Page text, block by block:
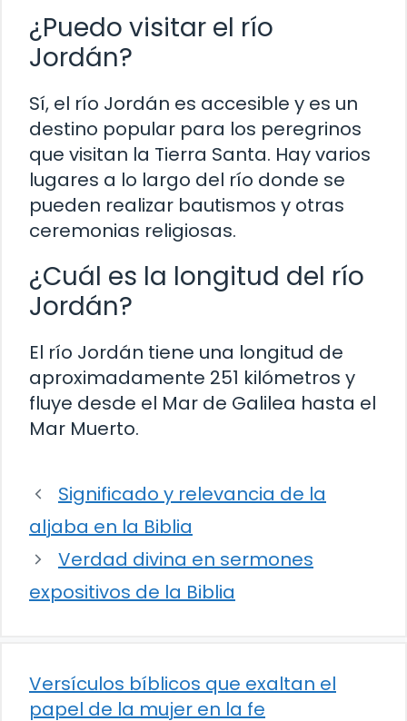
¿Puedo visitar el río
Jordán?
Sí, el río Jordán es accesible y es un
destino popular para los peregrinos
que visitan la Tierra Santa. Hay varios
lugares a lo largo del río donde se
pueden realizar bautismos y otras
ceremonias religiosas.
¿Cuál es la longitud del río
Jordán?
El río Jordán tiene una longitud de
aproximadamente 251 kilómetros y
fluye desde el Mar de Galilea hasta el
Mar Muerto.
Significado y relevancia de la
aljaba en la Biblia
Verdad divina en sermones
expositivos de la Biblia
Versículos bíblicos que exaltan el
papel de la mujer en la fe